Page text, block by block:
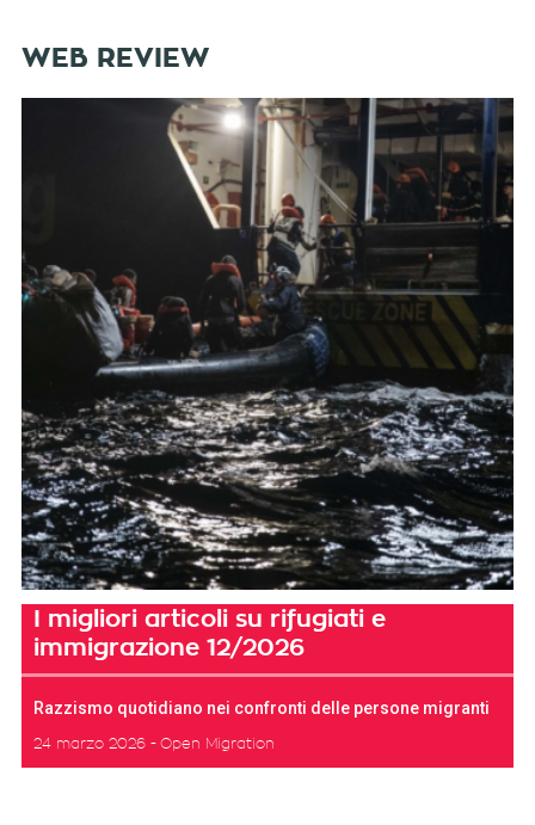
WEB REVIEW
I migliori articoli su rifugiati e
immigrazione 12/2026
Razzismo quotidiano nei confronti delle persone migranti
24 marzo 2026 Open Migration